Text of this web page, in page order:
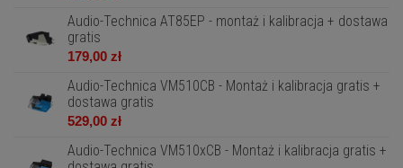
Audio-Technica AT85EP - montaż i kalibracja + dostawa
gratis
179,00 zł
Audio-Technica VM510CB - Montaż i kalibracja gratis +
dostawa gratis
529,00 zł
Audio-Technica VM510xCB - Montaż i kalibracja gratis +